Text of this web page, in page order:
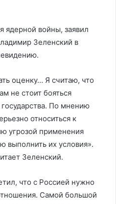
ядерной войны, заявил
Зеленский в
оценку… Я считаю, что
не стоит бояться
По мнению
относиться к
угрозой применения
выполнить их условия».
Зеленский.
что с Россией нужно
Самой большой